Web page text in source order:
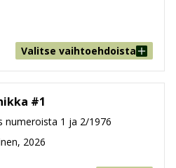
Valitse vaihtoehdoista
#1
numeroista 1 ja 2/1976
2026